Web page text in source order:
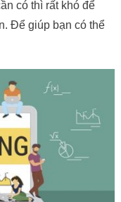
có thì rất khó để
Để giúp bạn có thể